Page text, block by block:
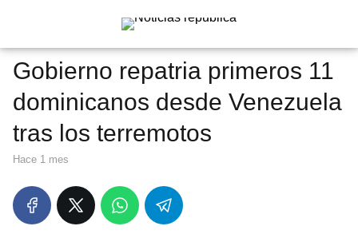
Gobierno repatria primeros 11
dominicanos desde Venezuela
tras los terremotos
hace 1 mes